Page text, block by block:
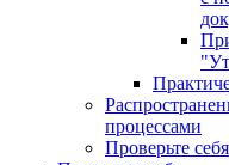
процессами
Проверьте себя